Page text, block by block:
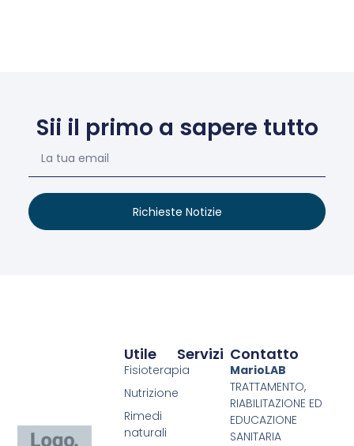
Sii il primo a sapere tutto
Richieste Notizie
Servizi
Utile
Fisioterapia
Nutrizione
Rimedi
naturali
Contatto
MarioLAB
TRATTAMENTO,
RIABILITAZIONE ED
EDUCAZIONE
SANITARIA